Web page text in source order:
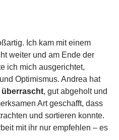
Ich kam mit einem
weiter und am Ende der
ich mich ausgerichtet,
Optimismus. Andrea hat
überrascht, gut abgeholt und
Art geschafft, dass
und sortieren konnte.
mit ihr nur empfehlen – es